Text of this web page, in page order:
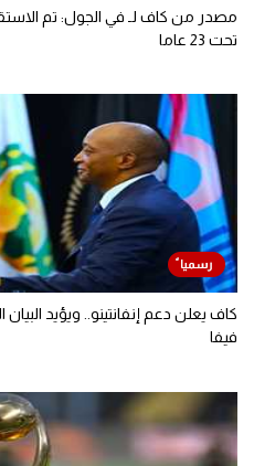
مصدر من كاف لـ في الجول: تم
تحت 23 عاما
كاف يعلن دعم إنفانتينو.. ويؤيد
فيفا